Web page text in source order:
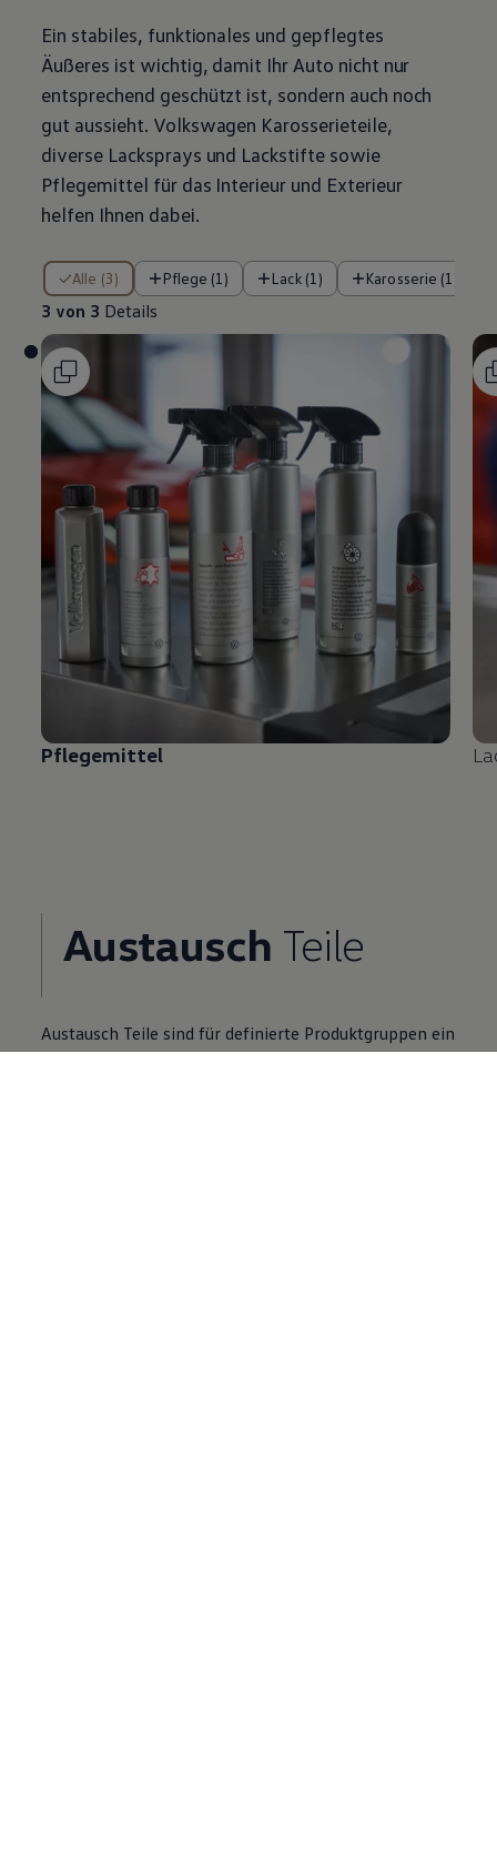
Ein stabiles, funktionales und gepflegtes
Äußeres ist wichtig, damit Ihr Auto nicht nur
entsprechend geschützt ist, sondern auch noch
gut aussieht. Volkswagen Karosserieteile,
diverse Lacksprays und Lackstifte sowie
Pflegemittel für das Interieur und Exterieur
helfen Ihnen dabei.
Alle (3) Pflege (1) Lack (1) Karosserie (1)
3 von 3 Details
3 von 3 Details
Pflegemittel
Austausch Teile
Austausch Teile sind für definierte Produktgruppen ein